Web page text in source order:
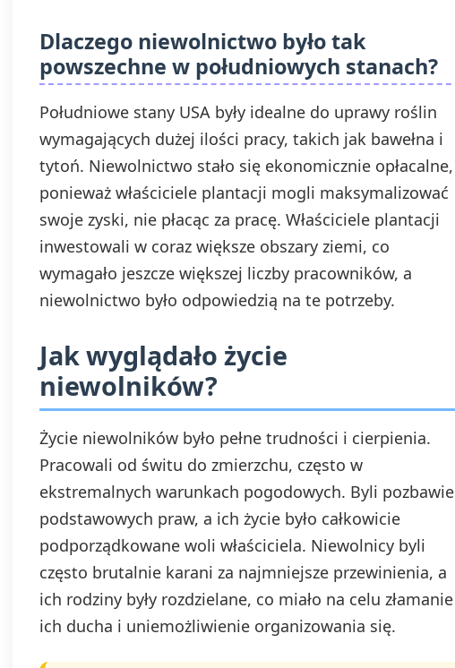
Dlaczego niewolnictwo było tak
powszechne w południowych stanach?
Południowe stany USA były idealne do uprawy roślin
wymagających dużej ilości pracy, takich jak bawełna i
tytoń. Niewolnictwo stało się ekonomicznie opłacalne,
ponieważ właściciele plantacji mogli maksymalizować
swoje zyski, nie płacąc za pracę. Właściciele plantacji
inwestowali w coraz większe obszary ziemi, co
wymagało jeszcze większej liczby pracowników, a
niewolnictwo było odpowiedzią na te potrzeby.
Jak wyglądało życie
niewolników?
Życie niewolników było pełne trudności i cierpienia.
Pracowali od świtu do zmierzchu, często w
ekstremalnych warunkach pogodowych. Byli
podstawowych praw, a ich życie było całkowicie
podporządkowane woli właściciela. Niewolnicy byli
często brutalnie karani za najmniejsze przewinienia, a
ich rodziny były rozdzielane, co miało na celu złamanie
ich ducha i uniemożliwienie organizowania się.